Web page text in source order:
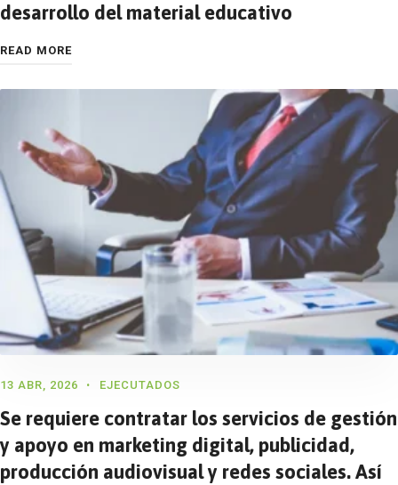
desarrollo del material educativo
READ MORE
13 ABR, 2026 EJECUTADOS
Se requiere contratar los servicios de gestión
y apoyo en marketing digital, publicidad,
producción audiovisual y redes sociales. Así